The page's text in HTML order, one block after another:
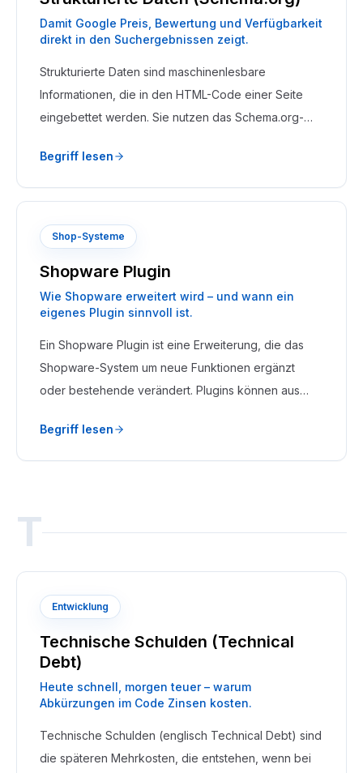
Damit Google Preis, Bewertung und Verfügbarkeit
direkt in den Suchergebnissen zeigt.
Strukturierte Daten sind maschinenlesbare
Informationen, die in den HTML-Code einer Seite
eingebettet werden. Sie nutzen das Schema.org-
semantisch zu verstehen und als Rich Snippets
darzustellen.
Begriff lesen
Shop-Systeme
Shopware Plugin
Wie Shopware erweitert wird – und wann ein
eigenes Plugin sinnvoll ist.
Ein Shopware Plugin ist eine Erweiterung, die das
Shopware-System um neue Funktionen ergänzt
oder bestehende verändert. Plugins können aus
entwickelt werden.
Begriff lesen
T
Entwicklung
Technische Schulden (Technical
Debt)
Heute schnell, morgen teuer – warum
Abkürzungen im Code Zinsen kosten.
Technische Schulden (englisch Technical Debt) sind
die späteren Mehrkosten, die entstehen, wenn bei